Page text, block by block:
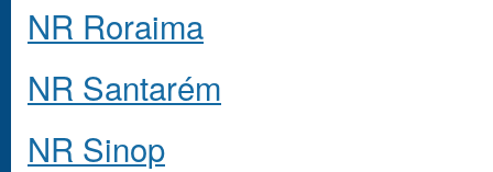
NR Roraima
NR Santarém
NR Sinop